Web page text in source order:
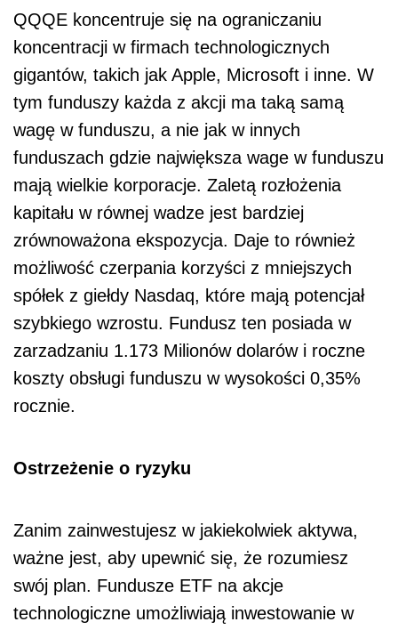
QQQE koncentruje się na ograniczaniu
koncentracji w firmach technologicznych
gigantów, takich jak Apple, Microsoft i inne. W
tym funduszy każda z akcji ma taką samą
wagę w funduszu, a nie jak w innych
funduszach gdzie największa wage w funduszu
mają wielkie korporacje. Zaletą rozłożenia
kapitału w równej wadze jest bardziej
zrównoważona ekspozycja. Daje to również
możliwość czerpania korzyści z mniejszych
spółek z giełdy Nasdaq, które mają potencjał
szybkiego wzrostu. Fundusz ten posiada w
zarzadzaniu 1.173 Milionów dolarów i roczne
koszty obsługi funduszu w wysokości 0,35%
rocznie.
Ostrzeżenie o ryzyku
Zanim zainwestujesz w jakiekolwiek aktywa,
ważne jest, aby upewnić się, że rozumiesz
swój plan. Fundusze ETF na akcje
technologiczne umożliwiają inwestowanie w